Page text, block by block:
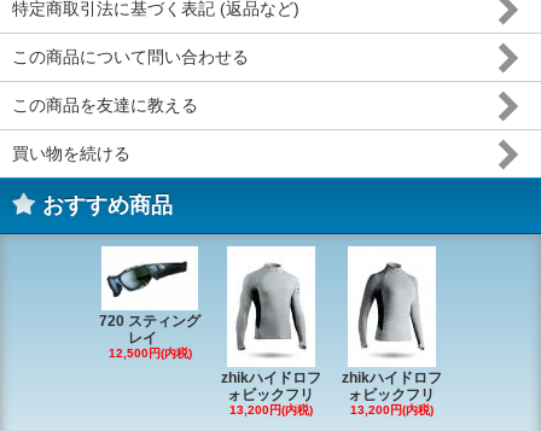
特定商取引法に基づく表記 (返品など)
この商品について問い合わせる
この商品を友達に教える
買い物を続ける
おすすめ商品
720 スティング
レイ
12,500円(内税)
zhikハイドロフ
ォビックフリ
13,200円(内税)
zhikハイドロフ
ォビックフリ
13,200円(内税)